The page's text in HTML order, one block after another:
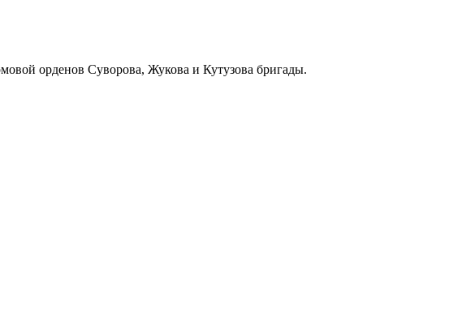
орденов Суворова, Жукова и Кутузова бригады.